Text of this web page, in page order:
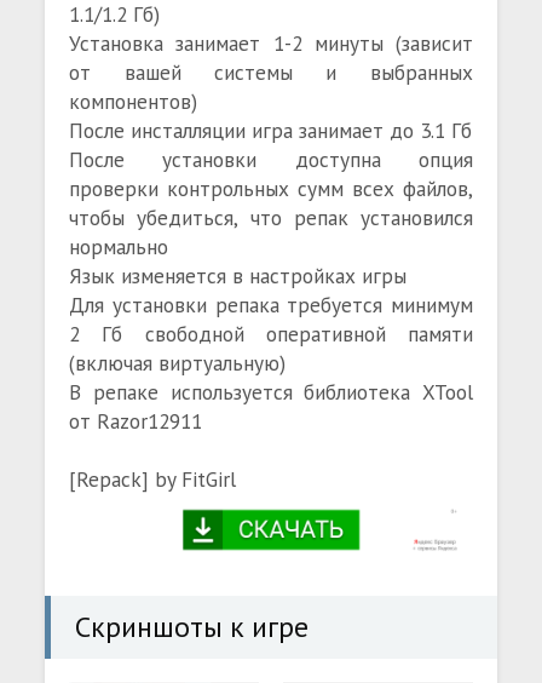
1.1/1.2 Гб)
Установка занимает 1-2 минуты (зависит
от вашей системы и выбранных
компонентов)
После инсталляции игра занимает до 3.1 Гб
После установки доступна опция
проверки контрольных сумм всех файлов,
чтобы убедиться, что репак установился
нормально
Язык изменяется в настройках игры
Для установки репака требуется минимум
2 Гб свободной оперативной памяти
(включая виртуальную)
В репаке используется библиотека XTool
от Razor12911
[Repack] by FitGirl
Скриншоты к игре